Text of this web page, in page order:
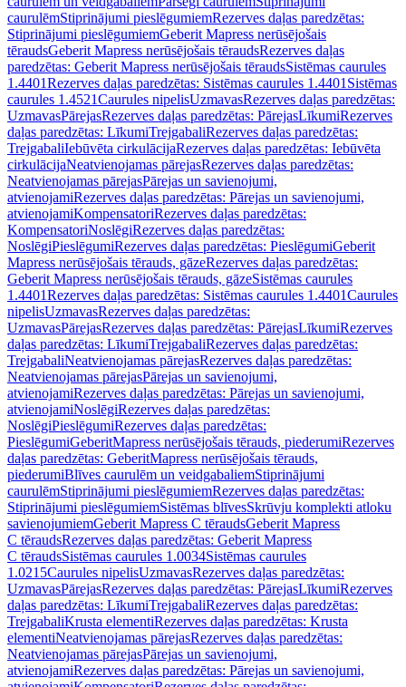
caurulēmStiprinājumi pieslēgumiemRezerves daļas paredzētas:
Stiprinājumi pieslēgumiemGeberit Mapress nerūsējošais
tēraudsGeberit Mapress nerūsējošais tēraudsRezerves daļas
paredzētas: Geberit Mapress nerūsējošais tēraudsSistēmas caurules
1.4401Rezerves daļas paredzētas: Sistēmas caurules 1.4401 Sistēmas
caurules 1.4521Caurules nipelisUzmavasRezerves daļas paredzētas:
UzmavasPārejasRezerves daļas paredzētas: PārejasLīkumiRezerves
daļas paredzētas: LīkumiTrejgabaliRezerves daļas paredzētas:
TrejgabaliIebūvēta cirkulācijaRezerves daļas paredzētas: Iebūvēta
cirkulācijaNeatvienojamas pārejasRezerves daļas paredzētas:
Neatvienojamas pārejasPārejas un savienojumi,
atvienojamiRezerves daļas paredzētas: Pārejas un savienojumi,
atvienojamiKompensatoriRezerves daļas paredzētas:
KompensatoriNoslēgiRezerves daļas paredzētas:
NoslēgiPieslēgumiRezerves daļas paredzētas: PieslēgumiGeberit
Mapress nerūsējošais tērauds, gāzeRezerves daļas paredzētas:
Geberit Mapress nerūsējošais tērauds, gāzeSistēmas caurules
1.4401Rezerves daļas paredzētas: Sistēmas caurules 1.4401Caurules
nipelisUzmavasRezerves daļas paredzētas:
UzmavasPārejasRezerves daļas paredzētas: PārejasLīkumiRezerves
daļas paredzētas: LīkumiTrejgabaliRezerves daļas paredzētas:
TrejgabaliNeatvienojamas pārejasRezerves daļas paredzētas:
Neatvienojamas pārejasPārejas un savienojumi,
atvienojamiRezerves daļas paredzētas: Pārejas un savienojumi,
atvienojamiNoslēgiRezerves daļas paredzētas:
NoslēgiPieslēgumiRezerves daļas paredzētas:
PieslēgumiGeberitMapress nerūsējošais tērauds, piederumiRezerves
daļas paredzētas: GeberitMapress nerūsējošais tērauds,
piederumiBlīves caurulēm un veidgabaliemStiprinājumi
caurulēmStiprinājumi pieslēgumiemRezerves daļas paredzētas:
Stiprinājumi pieslēgumiemSistēmas blīvesSkrūvju komplekti atloku
savienojumiemGeberit Mapress C tēraudsGeberit Mapress
C tēraudsRezerves daļas paredzētas: Geberit Mapress
C tēraudsSistēmas caurules 1.0034Sistēmas caurules
1.0215Caurules nipelisUzmavasRezerves daļas paredzētas:
UzmavasPārejasRezerves daļas paredzētas: PārejasLīkumiRezerves
daļas paredzētas: LīkumiTrejgabaliRezerves daļas paredzētas:
TrejgabaliKrusta elementiRezerves daļas paredzētas: Krusta
elementiNeatvienojamas pārejasRezerves daļas paredzētas:
Neatvienojamas pārejasPārejas un savienojumi,
atvienojamiRezerves daļas paredzētas: Pārejas un savienojumi,